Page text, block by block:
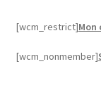
[wcm_restrict]Mon
[wcm_nonmember]